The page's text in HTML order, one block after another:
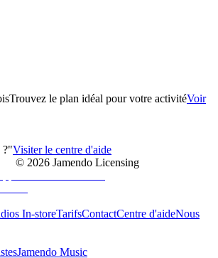
Trouvez le plan idéal pour votre activitéVoir
?"Visiter le centre d'aide
© 2026 Jamendo Licensing
In-storeTarifsContactCentre d'aideNous
Jamendo Music